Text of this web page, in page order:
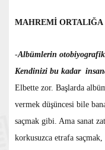
MAHREMİ
-Albümlerin otobiyografik
Kendinizi bu kadar
Elbette zor. Başlarda
vermek düşüncesi bile
saçmak gibi. Ama sanat
korkusuzca etrafa